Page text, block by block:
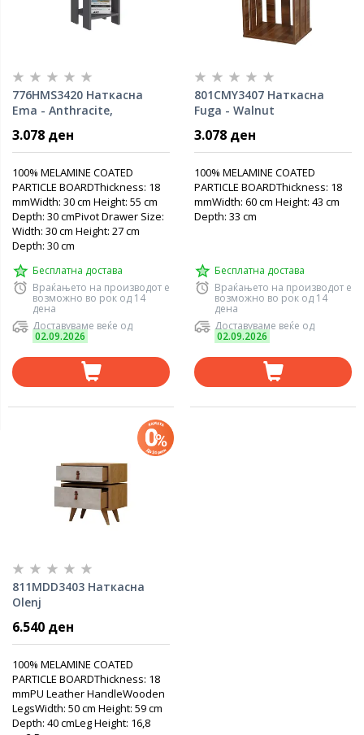
776HMS3420 Наткасна
Ema - Anthracite,
3.078 ден
100% MELAMINE COATED
PARTICLE BOARDThickness: 18
mmWidth: 30 cm Height: 55 cm
Depth: 30 cmPivot Drawer Size:
Width: 30 cm Height: 27 cm
Depth: 30 cm
Бесплатна достава
Враќањето на производот е
возможно во рок од 14
дена
Доставуваме веќе од
02.09.2026
801CMY3407 Наткасна
Fuga - Walnut
3.078 ден
100% MELAMINE COATED
PARTICLE BOARDThickness: 18
mmWidth: 60 cm Height: 43 cm
Depth: 33 cm
Бесплатна достава
Враќањето на производот е
возможно во рок од 14
дена
Доставуваме веќе од
02.09.2026
811MDD3403 Наткасна
Olenj
6.540 ден
100% MELAMINE COATED
PARTICLE BOARDThickness: 18
mmPU Leather HandleWooden
LegsWidth: 50 cm Height: 59 cm
Depth: 40 cmLeg Height: 16,8